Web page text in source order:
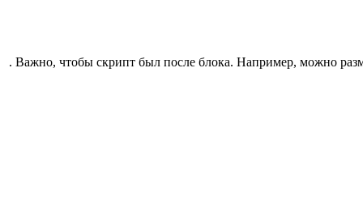
. Важно, чтобы скрипт был после блока. Например, можно